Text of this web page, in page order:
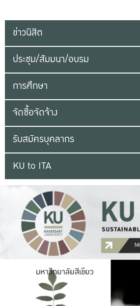
ข่าวนิสิต
ประชุม/สัมมนา/อบรม
การศึกษา
จัดซื้อจัดจ้าง
รับสมัครบุคลากร
KU to ITA
มหาวิทยาลัยสีเขียว